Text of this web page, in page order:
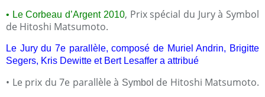
• Le Corbeau d’Argent 2010, Prix spécial du Jury à Symbol
de Hitoshi Matsumoto.
Le Jury du 7e parallèle, composé de Muriel Andrin, Brigitte
Segers, Kris Dewitte et Bert Lesaffer a attribué
• Le prix du 7e parallèle à Symbol de Hitoshi Matsumoto.